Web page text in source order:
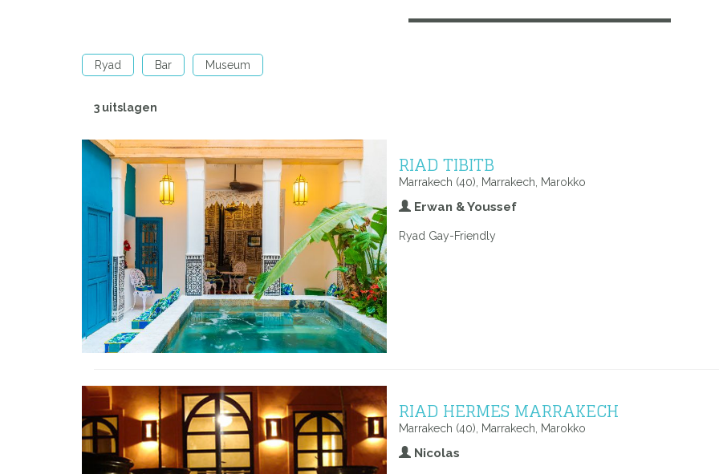
Ryad Bar Museum
3 uitslagen
RIAD TIBITB
Marrakech (40), Marrakech, Marokko
Erwan & Youssef
Ryad Gay-Friendly
RIAD HERMES MARRAKECH
Marrakech (40), Marrakech, Marokko
Nicolas